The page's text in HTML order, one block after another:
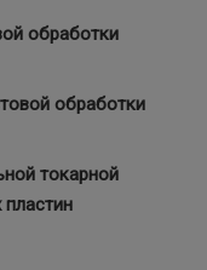
обработки
обработки
токарной